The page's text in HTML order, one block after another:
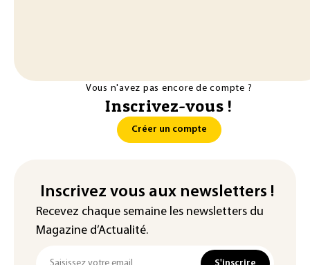
Vous n'avez pas encore de compte ?
Inscrivez-vous !
Créer un compte
Inscrivez vous aux newsletters !
Recevez chaque semaine les newsletters du
Magazine d’Actualité.